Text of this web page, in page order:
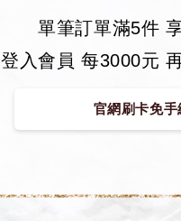
單筆訂單滿5件
登入會員 每3000元
官網刷卡免手